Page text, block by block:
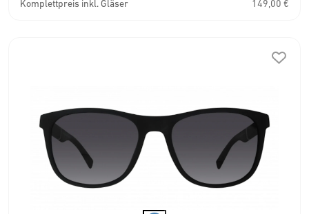
Komplettpreis inkl. Gläser 149,00 €